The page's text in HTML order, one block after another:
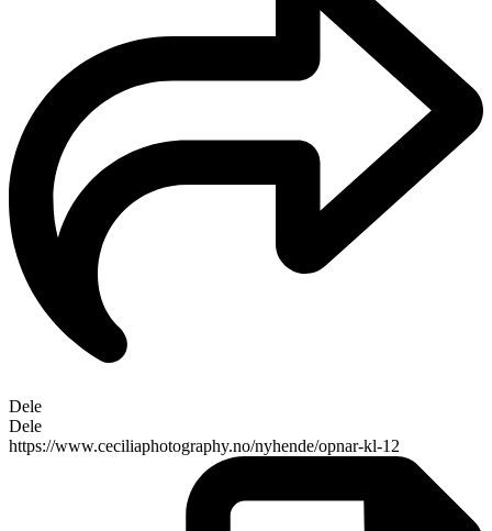
Dele
Dele
https://www.ceciliaphotography.no/nyhende/opnar-kl-12